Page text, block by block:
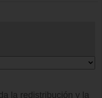
la redistribución y la